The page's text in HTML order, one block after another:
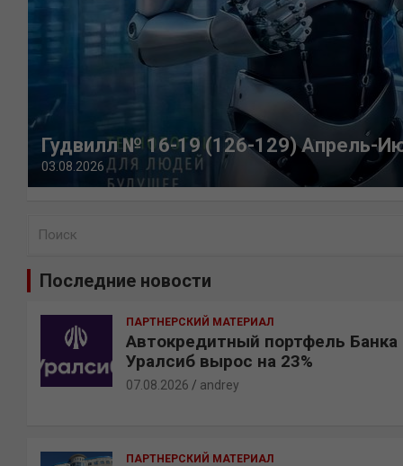
Гудвилл № 16-19 (126-129) Апрель-
03.08.2026
Последние новости
ПАРТНЕРСКИЙ МАТЕРИАЛ
Автокредитный портфель Банка
Уралсиб вырос на 23%
07.08.2026 andrey
ПАРТНЕРСКИЙ МАТЕРИАЛ